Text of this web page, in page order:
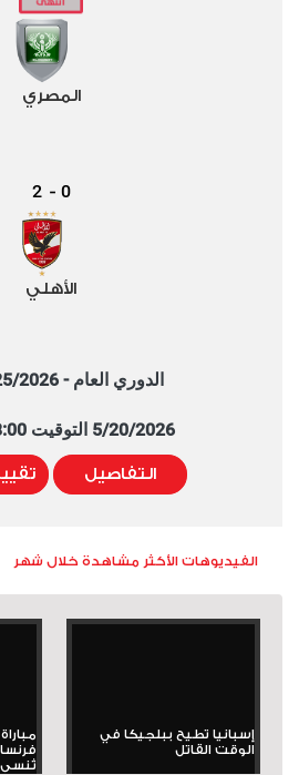
المصري
0
-
2
الأهلي
الدوري العام - 2025/2026
5/20/2026 التوقيت 8:00 PM
التفاصيل
الفيديوهات الأكثر مشاهدة خلال شهر
إسبانيا تطيح ببلجيكا في
الوقت القاتل
تُنسى